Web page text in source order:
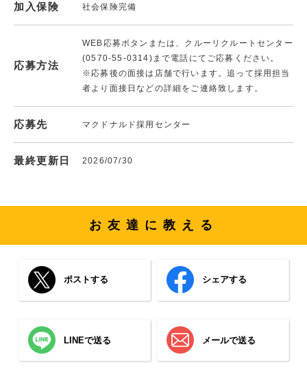
加入保険 社会保険完備
応募方法
WEB応募ボタンまたは、クルーリクルートセンター
(0570-55-0314)まで電話にてご応募ください。
※応募後の面接は店舗で行います。追って採用担当
者より面接日などの詳細をご連絡致します。
応募先 マクドナルド採用センター
最終更新日 2026/07/30
お友達に教える
ポストする シェアする
LINEで送る メールで送る